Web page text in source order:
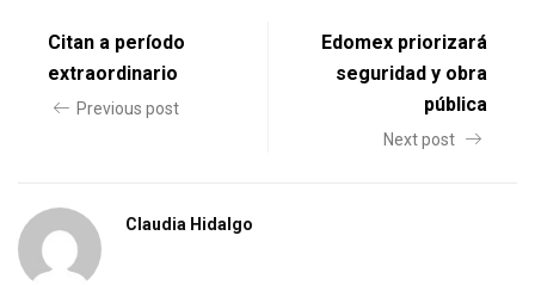
Citan a período
extraordinario
Previous post
Edomex priorizará
seguridad y obra
pública
Next post
Claudia Hidalgo